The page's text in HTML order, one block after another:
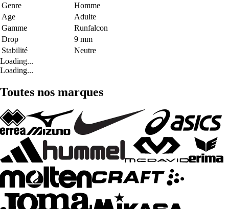
Genre
Homme
Age
Adulte
Gamme
Runfalcon
Drop
9 mm
Stabilité
Neutre
Loading...
Loading...
Toutes nos marques